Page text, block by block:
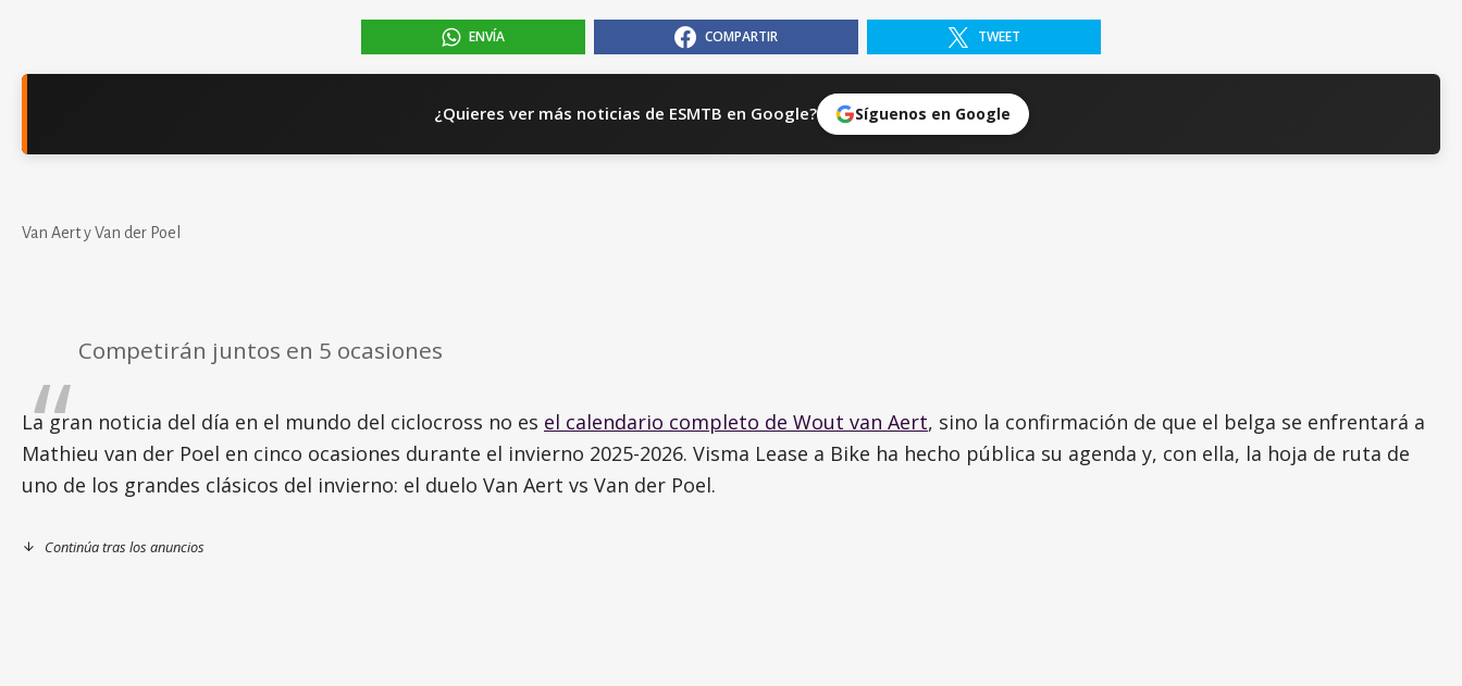
ENVÍA COMPARTIR TWEET
¿Quieres ver más noticias de ESMTB en Google? Síguenos en Google
Van Aert y Van der Poel
Competirán juntos en 5 ocasiones
La gran noticia del día en el mundo del ciclocross no es el calendario completo de Wout van Aert, sino la confirmación de que el belga se enfrentará a
Mathieu van der Poel en cinco ocasiones durante el invierno 2025-2026. Visma Lease a Bike ha hecho pública su agenda y, con ella, la hoja de ruta de
uno de los grandes clásicos del invierno: el duelo Van Aert vs Van der Poel.
Continúa tras los anuncios